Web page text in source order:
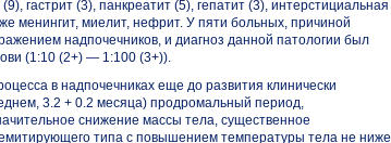
гастрит (3), панкреатит (5), гепатит (3), интерстициальная
менингит, миелит, нефрит. У пяти больных, причиной
надпочечников, и диагноз данной патологии был
(1:10 (2+) — 1:100 (3+)).
в надпочечниках еще до развития клинически
3.2 + 0.2 месяца) продромальный период,
снижение массы тела, существенное
типа с повышением температуры тела не ниже